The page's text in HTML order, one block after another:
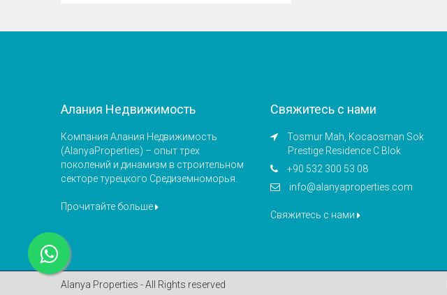
Алания Недвижимость
Компания Алания Недвижимость
(AlanyaProperties) – опыт трех
поколений и динамизм в строительном
секторе турецкого Средиземноморья.
Прочитайте больше
Свяжитесь с нами
Tosmur Mah, Kocaosman Sok
Prestige Residence C Blok
+90 532 300 53 08
info@alanyaproperties.com
Свяжитесь с нами
Alanya Properties - All Rights reserved